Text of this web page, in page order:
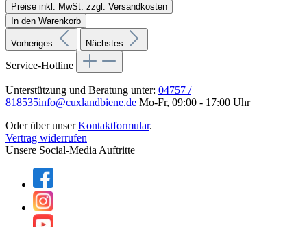
Preise inkl. MwSt. zzgl. Versandkosten
In den Warenkorb
Vorheriges Nächstes
Service-Hotline
Unterstützung und Beratung unter: 04757 /
818535info@cuxlandbiene.de Mo-Fr, 09:00 - 17:00 Uhr
Oder über unserKontaktformular.
Vertrag widerrufen
Unsere Social-Media Auftritte